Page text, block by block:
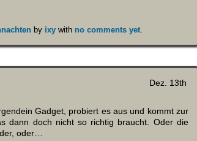
by ixy withno comments yet
Dez. 13th
Gadget, probiert es aus und kommt zur
dann doch nicht so richtig braucht. Oder die
oder…